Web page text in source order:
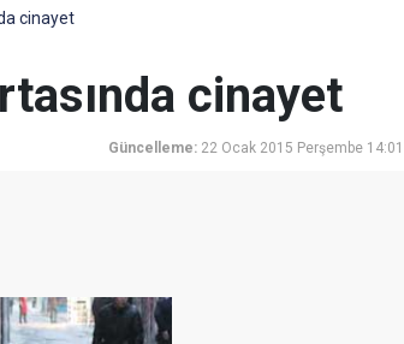
cinayet
cinayet
Güncelleme: 22 Ocak 2015 Perşembe 14:01